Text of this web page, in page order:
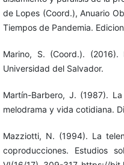
de Lopes (Coord.), Anuario
Tiempos de Pandemia.
Marino, S. (Coord.). (2016).
Universidad del Salvador.
Martín-Barbero, J. (1987).
melodrama y vida cotidiana.
Mazziotti, N. (1994). La
coproducciones. Estudios